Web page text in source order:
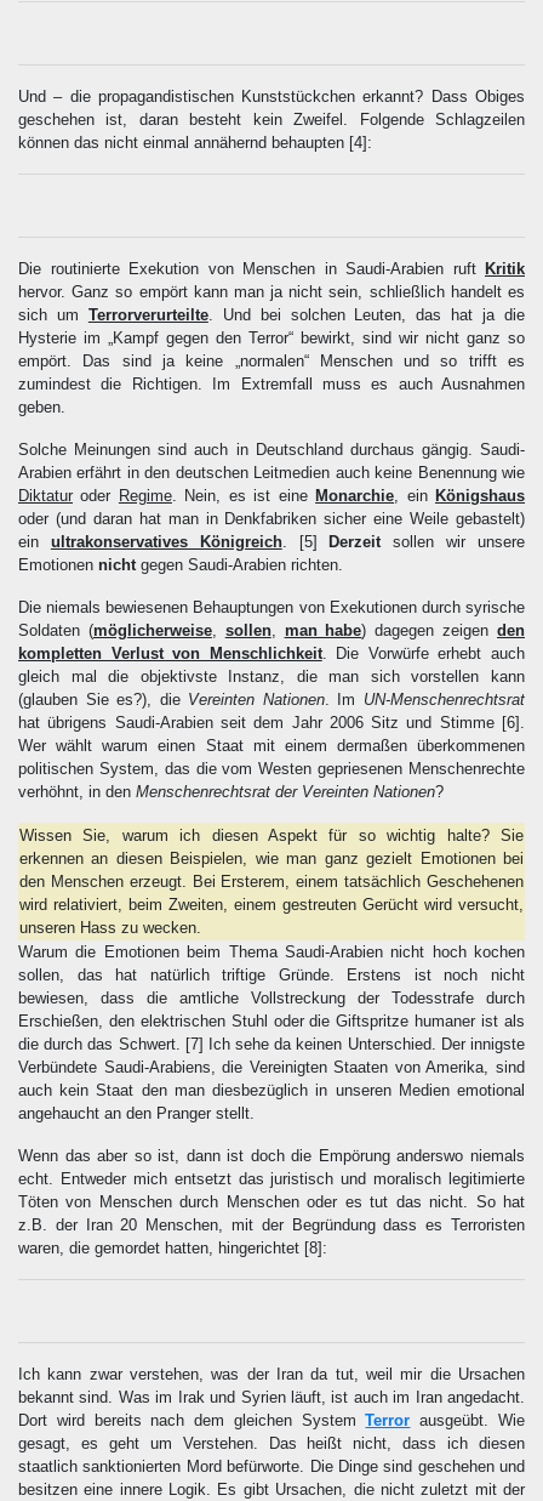
Und – die propagandistischen Kunststückchen erkannt? Dass Obiges
geschehen ist, daran besteht kein Zweifel. Folgende Schlagzeilen
können das nicht einmal annähernd behaupten [4] :
Die routinierte Exekution von Menschen in Saudi-Arabien ruft Kritik
hervor. Ganz so empört kann man ja nicht sein, schließlich handelt es
sich um Terrorverurteilte. Und bei solchen Leuten, das hat ja die
Hysterie im „Kampf gegen den Terror“ bewirkt, sind wir nicht ganz so
empört. Das sind ja keine „normalen“ Menschen und so trifft es
zumindest die Richtigen. Im Extremfall muss es auch Ausnahmen
geben.
Solche Meinungen sind auch in Deutschland durchaus gängig. Saudi-
Arabien erfährt in den deutschen Leitmedien auch keine Benennung wie
Diktatur oder Regime. Nein, es ist eine Monarchie, ein Königshaus
oder (und daran hat man in Denkfabriken sicher eine Weile gebastelt)
ein ultrakonservatives Königreich. [5] Derzeitsollen wir unsere
Emotionen nichtgegen Saudi-Arabien richten.
Die niemals bewiesenen Behauptungen von Exekutionen durch syrische
Soldaten (möglicherweise, sollen, man habe) dagegen zeigenden
kompletten Verlust von Menschlichkeit. Die Vorwürfe erhebt auch
gleich mal die objektivste Instanz, die man sich vorstellen kann
(glauben Sie es?), die Vereinten Nationen. Im UN-Menschenrechtsrat
hat übrigens Saudi-Arabien seit dem Jahr 2006 Sitz und Stimme [6] .
Wer wählt warum einen Staat mit einem dermaßen überkommenen
politischen System, das die vom Westen gepriesenen Menschenrechte
verhöhnt, in den Menschenrechtsrat der Vereinten Nationen?
Wissen Sie, warum ich diesen Aspekt für so wichtig halte? Sie
erkennen an diesen Beispielen, wie man ganz gezielt Emotionen bei
den Menschen erzeugt. Bei Ersterem, einem tatsächlich Geschehenen
wird relativiert, beim Zweiten, einem gestreuten Gerücht wird versucht,
unseren Hass zu wecken.
Warum die Emotionen beim Thema Saudi-Arabien nicht hoch kochen
sollen, das hat natürlich triftige Gründe. Erstens ist noch nicht
bewiesen, dass die amtliche Vollstreckung der Todesstrafe durch
Erschießen, den elektrischen Stuhl oder die Giftspritze humaner ist als
die durch das Schwert. [7]
Ich sehe da keinen Unterschied. Der innigste
Verbündete Saudi-Arabiens, die Vereinigten Staaten von Amerika, sind
auch kein Staat den man diesbezüglich in unseren Medien emotional
angehaucht an den Pranger stellt.
Wenn das aber so ist, dann ist doch die Empörung anderswo niemals
echt. Entweder mich entsetzt das juristisch und moralisch legitimierte
Töten von Menschen durch Menschen oder es tut das nicht. So hat
z.B. der Iran 20 Menschen, mit der Begründung dass es Terroristen
waren, die gemordet hatten, hingerichtet [8] :
Ich kann zwar verstehen, was der Iran da tut, weil mir die Ursachen
bekannt sind. Was im Irak und Syrien läuft, ist auch im Iran angedacht.
Dort wird bereits nach dem gleichen SystemTerror ausgeübt. Wie
gesagt, es geht um Verstehen. Das heißt nicht, dass ich diesen
staatlich sanktionierten Mord befürworte. Die Dinge sind geschehen und
besitzen eine innere Logik. Es gibt Ursachen, die nicht zuletzt mit der